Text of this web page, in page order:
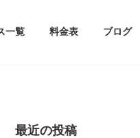
一覧 料金表 ブログ
最近の投稿